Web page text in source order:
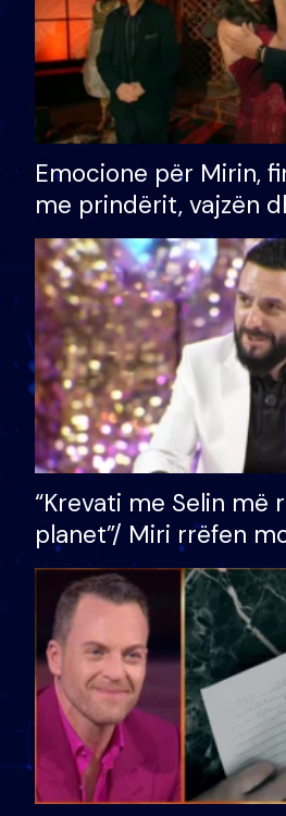
Emocione për Mirin,
me prindërit, vajzën
bashkëshorten:
divorci apo jo?
“Krevati me Selin më
planet”/ Miri rrëfen
bukura në shtëpinë e
mungojë zilja e